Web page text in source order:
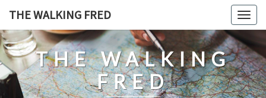
content
THE WALKING FRED
THE WALKING
FRED